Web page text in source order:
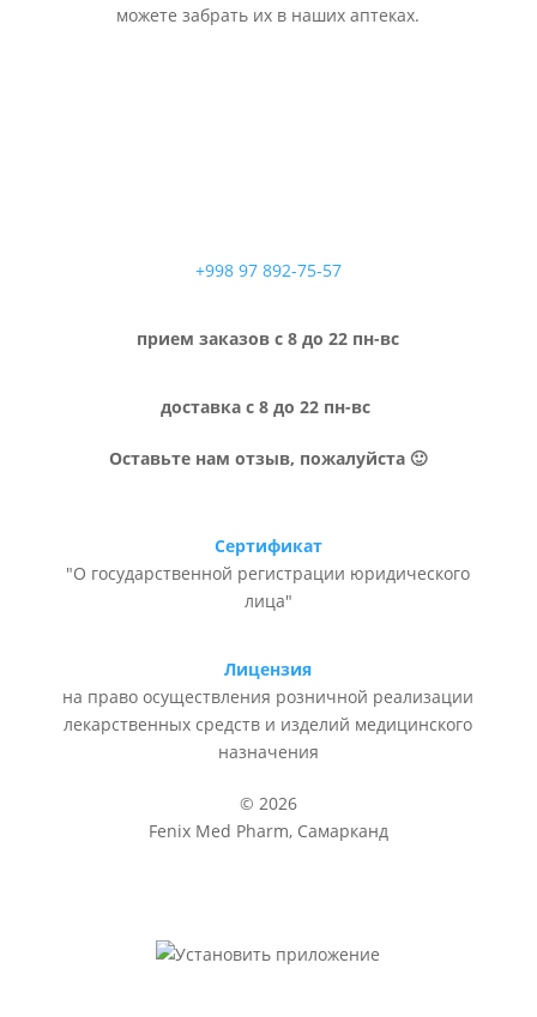
можете забрать их в наших аптеках.
+998 97 892-75-57
прием заказов с 8 до 22 пн-вс
доставка с 8 до 22 пн-вс
Оставьте нам отзыв, пожалуйста 🙂
Сертификат
"О государственной регистрации юридического
лица"
Лицензия
на право осуществления розничной реализации
лекарственных средств и изделий медицинского
назначения
© 2026
Fenix Med Pharm, Самарканд